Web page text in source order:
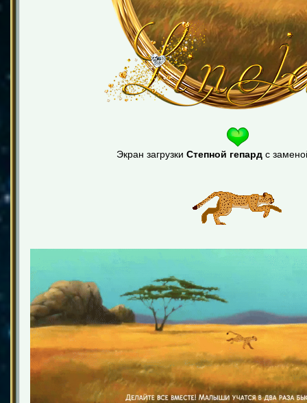
Экран загрузки Степной гепардс